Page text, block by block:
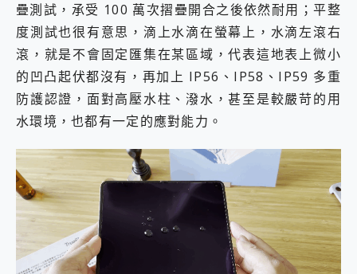
疊測試，承受 100 萬次摺疊開合之後依然耐用；平整
度測試也很有意思，滴上水滴在螢幕上，水滴左滾右
滾，就是不會固定匯集在某區域，代表這地表上微小
的凹凸起伏都沒有，再加上 IP56、IP58、IP59 多重
防護認證，面對高壓水柱、潑水，甚至是較嚴苛的用
水環境，也都有一定的應對能力。